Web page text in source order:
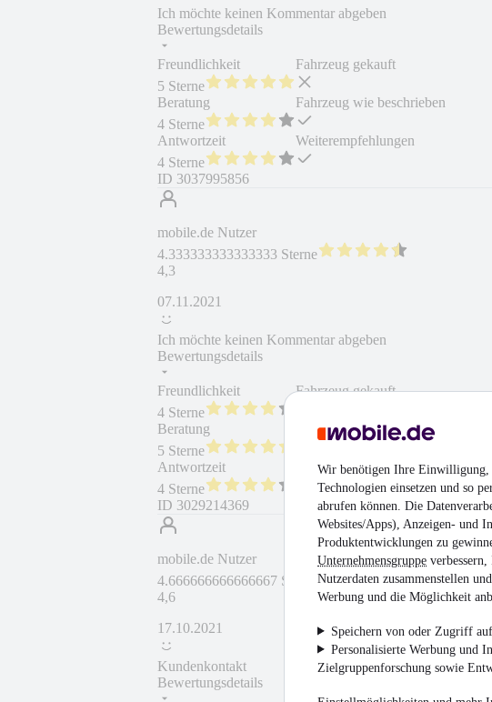
Wir benötigen Ihre Einwilligung,
Technologien einsetzen und so
abrufen können. Die
Websites/Apps), Anzeigen- und
Produktentwicklungen zu
Unternehmensgruppe
Nutzerdaten zusammenstellen
Werbung und die Möglichkeit
Speichern von oder Zugriff
Personalisierte Werbung und
Zielgruppenforschung sowie
Ich möchte keinen Kommentar abgeben
Bewertungsdetails
Freundlichkeit
5 Sterne
Beratung
4 Sterne
Antwortzeit
4 Sterne
Fahrzeug gekauft
Fahrzeug wie beschrieben
Weiterempfehlungen
ID 3037995856
mobile.de Nutzer
4.333333333333333 Sterne
4,3
07.11.2021
Ich möchte keinen Kommentar abgeben
Bewertungsdetails
Freundlichkeit
4 Sterne
Beratung
5 Sterne
Antwortzeit
4 Sterne
Fahrzeug gekauft
ID 3029214369
mobile.de Nutzer
4.666666666666667 Sterne
4,6
17.10.2021
Kundenkontakt
Bewertungsdetails